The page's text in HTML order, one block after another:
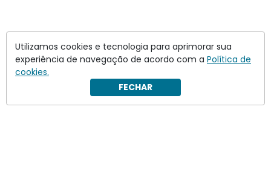
Utilizamos cookies e tecnologia para aprimorar sua
experiência de navegação de acordo com a Política de
cookies.
FECHAR